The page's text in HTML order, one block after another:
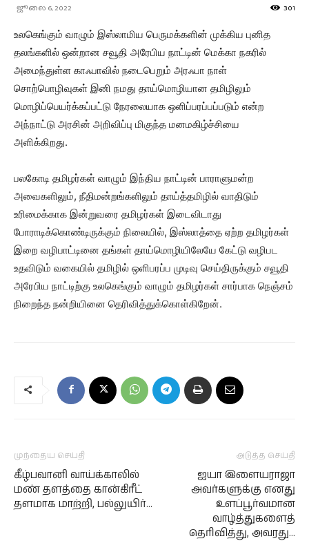
ஜூலை 6, 2022 301
உலகெங்கும் வாழும் இஸ்லாமிய பெருமக்களின் முக்கிய புனித
தலங்களில் ஒன்றான சவூதி அரேபிய நாட்டின் மெக்கா நகரில்
அமைந்துள்ள காஃபாவில் நடைபெறும் அரஃபா நாள்
சொற்பொழிவுகள் இனி நமது தாய்மொழியான தமிழிலும்
மொழிப்பெயர்க்கப்பட்டு நேரலையாக ஒளிப்பரப்பப்படும் என்ற
அந்நாட்டு அரசின் அறிவிப்பு மிகுந்த மனமகிழ்ச்சியை
அளிக்கிறது.
பலகோடி தமிழர்கள் வாழும் இந்திய நாட்டின் பாராளுமன்ற
அவைகளிலும், நீதிமன்றங்களிலும் தாய்த்தமிழில் வாதிடும்
உரிமைக்காக இன்றுவரை தமிழர்கள் இடைவிடாது
போராடிக்கொண்டிருக்கும் நிலையில், இஸ்லாத்தை ஏற்ற தமிழர்கள்
இறை வழிபாட்டினை தங்கள் தாய்மொழியிலேயே கேட்டு வழிபட
உதவிடும் வகையில் தமிழில் ஒளிபரப்ப முடிவு செய்திருக்கும் சவூதி
அரேபிய நாட்டிற்கு உலகெங்கும் வாழும் தமிழர்கள் சார்பாக நெஞ்சம்
நிறைந்த நன்றியினை தெரிவித்துக்கொள்கிறேன்.
முந்தைய செய்தி
கீழ்பவானி வாய்க்காலில்
மண் தளத்தை கான்கிரீட்
தளமாக மாற்றி, பல்லுயிர்…
அடுத்த செய்தி
ஐயா இளையராஜா
அவர்களுக்கு எனது
உளப்பூர்வமான
வாழ்த்துகளைத்
தெரிவித்து, அவரது…